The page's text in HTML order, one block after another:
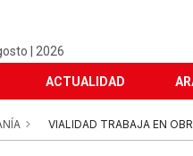
| 2026
ACTUALIDAD
VIALIDAD TRABAJA EN